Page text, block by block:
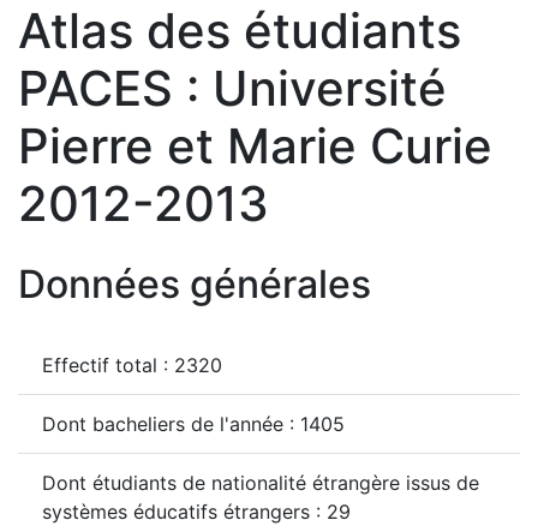
Atlas des étudiants
PACES : Université
Pierre et Marie Curie
2012-2013
Données générales
Effectif total : 2320
Dont bacheliers de l'année : 1405
Dont étudiants de nationalité étrangère issus de
systèmes éducatifs étrangers : 29